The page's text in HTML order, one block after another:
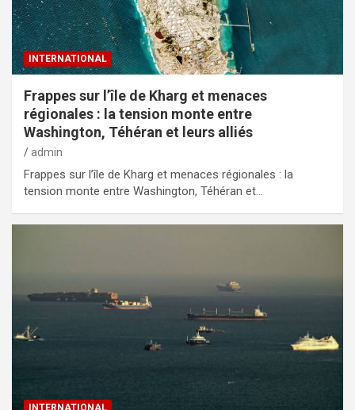
INTERNATIONAL
Frappes sur l’île de Kharg et menaces
régionales : la tension monte entre
Washington, Téhéran et leurs alliés
admin
Frappes sur l’île de Kharg et menaces régionales : la
tension monte entre Washington, Téhéran et…
INTERNATIONAL